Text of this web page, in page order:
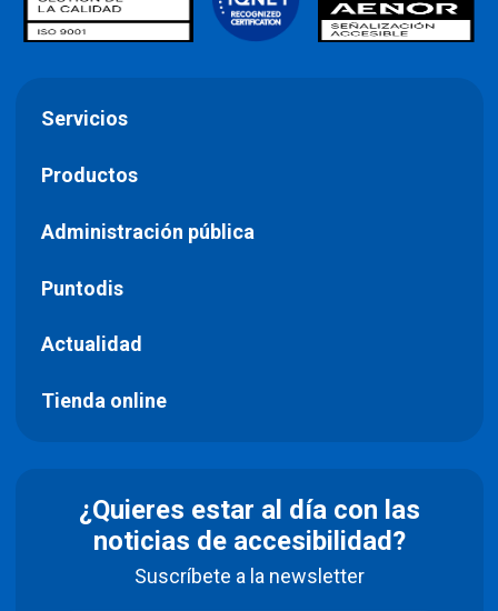
Servicios
Productos
Administración pública
Puntodis
Actualidad
Tienda online
¿Quieres estar al día con las
noticias de accesibilidad?
Suscríbete a la newsletter